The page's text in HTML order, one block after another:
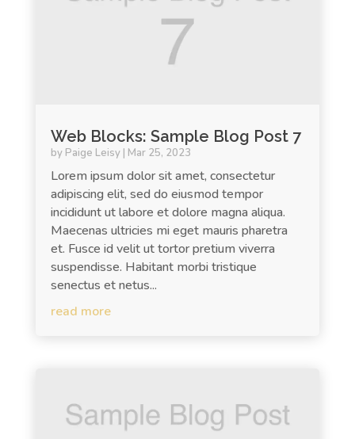
Web Blocks: Sample Blog Post 7
by Paige Leisy| Mar 25, 2023
Lorem ipsum dolor sit amet, consectetur
adipiscing elit, sed do eiusmod tempor
incididunt ut labore et dolore magna aliqua.
Maecenas ultricies mi eget mauris pharetra
et. Fusce id velit ut tortor pretium viverra
suspendisse. Habitant morbi tristique
senectus et netus...
read more